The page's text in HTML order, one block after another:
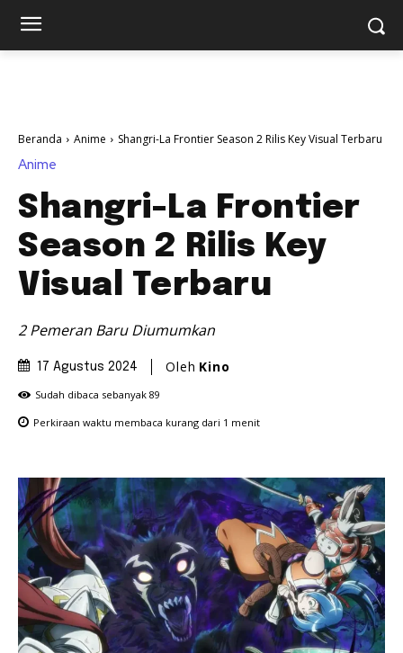
Beranda Anime Shangri-La Frontier Season 2 Rilis Key Visual Terbaru
Anime
Shangri-La Frontier
Season 2 Rilis Key
Visual Terbaru
2 Pemeran Baru Diumumkan
17 Agustus 2024 Oleh Kino
Sudah dibaca sebanyak 89
Perkiraan waktu membaca kurang dari 1 menit